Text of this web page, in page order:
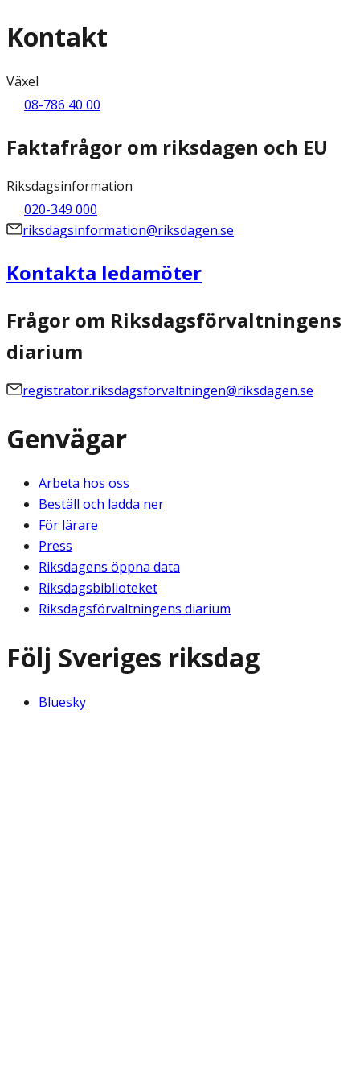
Kontakt
Växel
08-786 40 00
Faktafrågor om riksdagen och EU
Riksdagsinformation
020-349 000
riksdagsinformation@riksdagen.se
Kontakta ledamöter
Frågor om Riksdagsförvaltningens
diarium
registrator.riksdagsforvaltningen@riksdagen.se
Genvägar
Arbeta hos oss
Beställ och ladda ner
För lärare
Press
Riksdagens öppna data
Riksdagsbiblioteket
Riksdagsförvaltningens diarium
Följ Sveriges riksdag
Bluesky